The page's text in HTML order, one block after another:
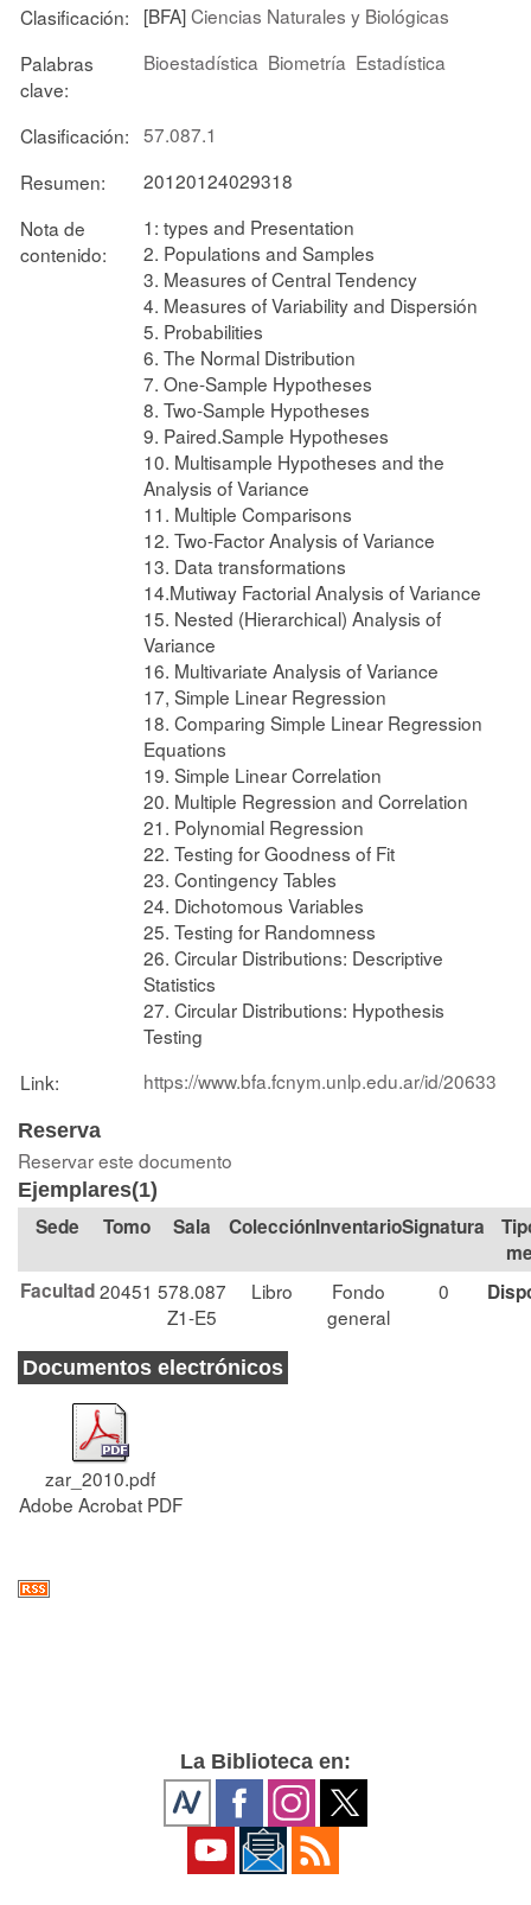
Clasificación:
[BFA]Ciencias Naturales y Biológicas
Palabras
clave:
Bioestadística Biometría Estadística
Clasificación: 57.087.1
Resumen:
20120124029318
Nota de
contenido:
1: types and Presentation
2. Populations and Samples
3. Measures of Central Tendency
4. Measures of Variability and Dispersión
5. Probabilities
6. The Normal Distribution
7. One-Sample Hypotheses
8. Two-Sample Hypotheses
9. Paired.Sample Hypotheses
10. Multisample Hypotheses and the
Analysis of Variance
11. Multiple Comparisons
12. Two-Factor Analysis of Variance
13. Data transformations
14.Mutiway Factorial Analysis of Variance
15. Nested (Hierarchical) Analysis of
Variance
16. Multivariate Analysis of Variance
17, Simple Linear Regression
18. Comparing Simple Linear Regression
Equations
19. Simple Linear Correlation
20. Multiple Regression and Correlation
21. Polynomial Regression
22. Testing for Goodness of Fit
23. Contingency Tables
24. Dichotomous Variables
25. Testing for Randomness
26. Circular Distributions: Descriptive
Statistics
27. Circular Distributions: Hypothesis
Testing
Link:
https://www.bfa.fcnym.unlp.edu.ar/id/20633
Reserva
Reservar este documento
Ejemplares(1)
Tomo Sala Colección Signatura
Facultad20451 578.087
Z1-E5
Libro
Fondo
general
0
Documentos electrónicos
zar_2010.pdf
Adobe Acrobat PDF
La Biblioteca en: